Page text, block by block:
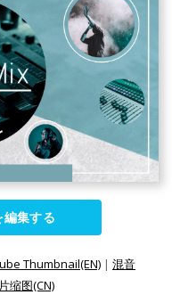
編集する
Thumbnail(EN) | 混音
缩图(CN)